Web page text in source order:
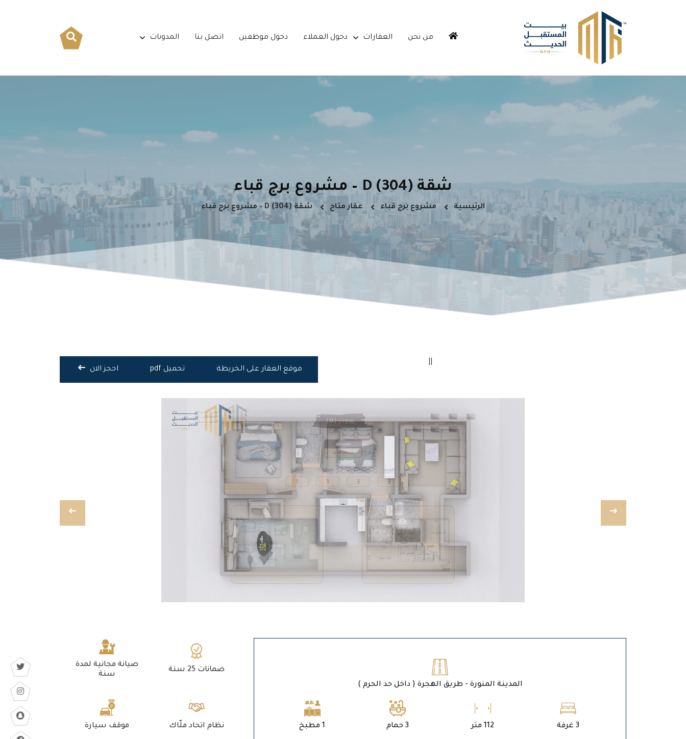
من نحن العقارات دخول العملاء دخول موظفين اتصل بنا المدونات
شقة D (304) – مشروع برج قباء
الرئيسية مشروع برج قباء عقار متاح شقة D (304) – مشروع برج قباء
احجز الان
تحميل pdf
موقع العقار على الخريطة
المدينة المنورة - طريق الهجرة ( داخل حد الحرم )
3 غرفة 112 متر 3 حمام 1 مطبخ
ضمانات 25 سنة
صيانة مجانية لمدة
سنة
نظام اتحاد ملّاك موقف سيارة